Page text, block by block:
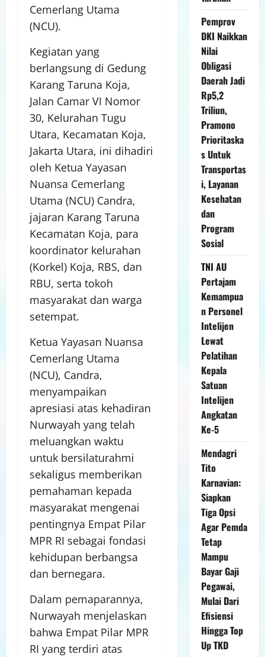
Cemerlang Utama
(NCU).
Kegiatan yang
berlangsung di Gedung
Karang Taruna Koja,
Jalan Camar VI Nomor
30, Kelurahan Tugu
Utara, Kecamatan Koja,
Jakarta Utara, ini dihadiri
oleh Ketua Yayasan
Nuansa Cemerlang
Utama (NCU) Candra,
jajaran Karang Taruna
Kecamatan Koja, para
koordinator kelurahan
(Korkel) Koja, RBS, dan
RBU, serta tokoh
masyarakat dan warga
setempat.
Ketua Yayasan Nuansa
Cemerlang Utama
(NCU), Candra,
menyampaikan
apresiasi atas kehadiran
Nurwayah yang telah
meluangkan waktu
untuk bersilaturahmi
sekaligus memberikan
pemahaman kepada
masyarakat mengenai
pentingnya Empat Pilar
MPR RI sebagai fondasi
kehidupan berbangsa
dan bernegara.
Dalam pemaparannya,
Nurwayah menjelaskan
bahwa Empat Pilar MPR
RI yang terdiri atas
Pemprov
DKI Naikkan
Nilai
Obligasi
Daerah Jadi
Rp5,2
Triliun,
Pramono
Prioritaska
s Untuk
Transportas
i, Layanan
Kesehatan
dan
Program
Sosial
TNI AU
Pertajam
Kemampua
n Personel
Intelijen
Lewat
Pelatihan
Kepala
Satuan
Intelijen
Angkatan
Ke-5
Mendagri
Tito
Karnavian:
Siapkan
Tiga Opsi
Agar Pemda
Tetap
Mampu
Bayar Gaji
Pegawai,
Mulai Dari
Efisiensi
Hingga Top
Up TKD